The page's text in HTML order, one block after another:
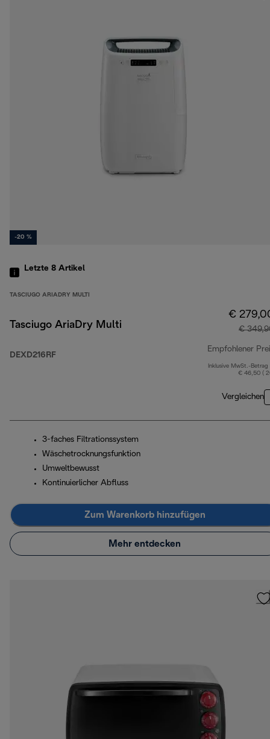
-20 %
Letzte 8 Artikel
TASCIUGO ARIADRY MULTI
Tasciugo AriaDry Multi
DEXD216RF
€
€
Empfohlener
Inklusive MwSt.-Betrag
€ 46,50 (
Vergleichen
3-faches Filtrationssystem
Wäschetrocknungsfunktion
Umweltbewusst
Kontinuierlicher Abfluss
Zum Warenkorb hinzufügen
Mehr entdecken